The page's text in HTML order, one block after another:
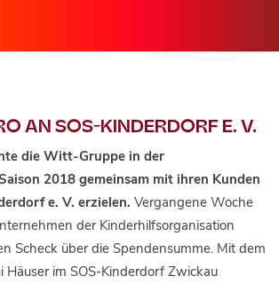
AN SOS-KINDERDORF E. V.
die Witt-Gruppe in der
2018 gemeinsam mit ihren Kunden
e. V. erzielen. Vergangene Woche
der Kinderhilfsorganisation
Scheck über die Spendensumme. Mit dem
im SOS-Kinderdorf Zwickau